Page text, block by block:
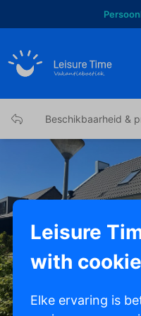
Beschikbaarheid &
Leisure
with
Elke ervaring is